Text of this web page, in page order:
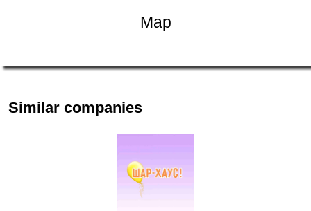
Map
Similar companies